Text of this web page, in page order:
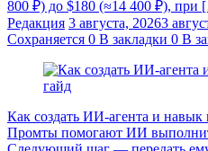
800 ₽) до $180 (≈14 400 ₽),
Редакция 3 августа, 20263
Сохраняется 0 В закладки 0 В
Как создать ИИ-агента и
Промты помогают ИИ